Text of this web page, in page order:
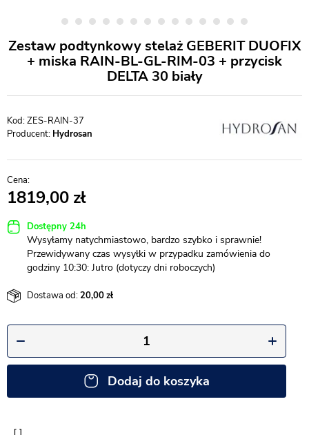
Zestaw podtynkowy stelaż GEBERIT DUOFIX
+ miska RAIN-BL-GL-RIM-03 + przycisk
DELTA 30 biały
ZES-RAIN-37
Producent: Hydrosan
1819,00
Dostępny 24h
Wysyłamy natychmiastowo, bardzo szybko i sprawnie!
Przewidywany czas wysyłki w przypadku zamówienia do
godziny 10:30: Jutro (dotyczy dni roboczych)
Dostawa od:20,00
Dodaj do koszyka